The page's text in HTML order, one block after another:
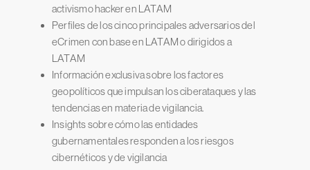
activismo hacker en LATAM
Perfiles de los cinco principales adversarios del
eCrimen con base en LATAM o dirigidos a
LATAM
Información exclusiva sobre los factores
geopolíticos que impulsan los ciberataques y las
tendencias en materia de vigilancia.
Insights sobre cómo las entidades
gubernamentales responden a los riesgos
cibernéticos y de vigilancia